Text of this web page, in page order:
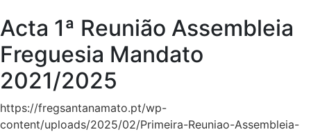
Acta 1ª Reunião Assembleia
Freguesia Mandato
2021/2025
https://fregsantanamato.pt/wp-
content/uploads/2025/02/Primeira-Reuniao-Assembleia-